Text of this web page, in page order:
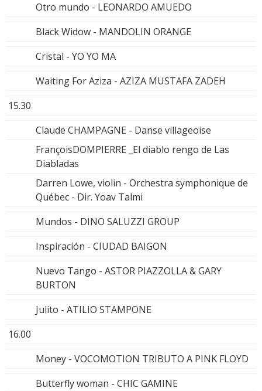
Otro mundo - LEONARDO AMUEDO
Black Widow - MANDOLIN ORANGE
Cristal - YO YO MA
Waiting For Aziza - AZIZA MUSTAFA ZADEH
15.30
Claude CHAMPAGNE - Danse villageoise
FrançoisDOMPIERRE _El diablo rengo de Las
Diabladas
Darren Lowe, violin - Orchestra symphonique de
Québec - Dir. Yoav Talmi
Mundos - DINO SALUZZI GROUP
Inspiración - CIUDAD BAIGON
Nuevo Tango - ASTOR PIAZZOLLA & GARY
BURTON
Julito - ATILIO STAMPONE
16.00
Money - VOCOMOTION TRIBUTO A PINK FLOYD
Butterfly woman - CHIC GAMINE